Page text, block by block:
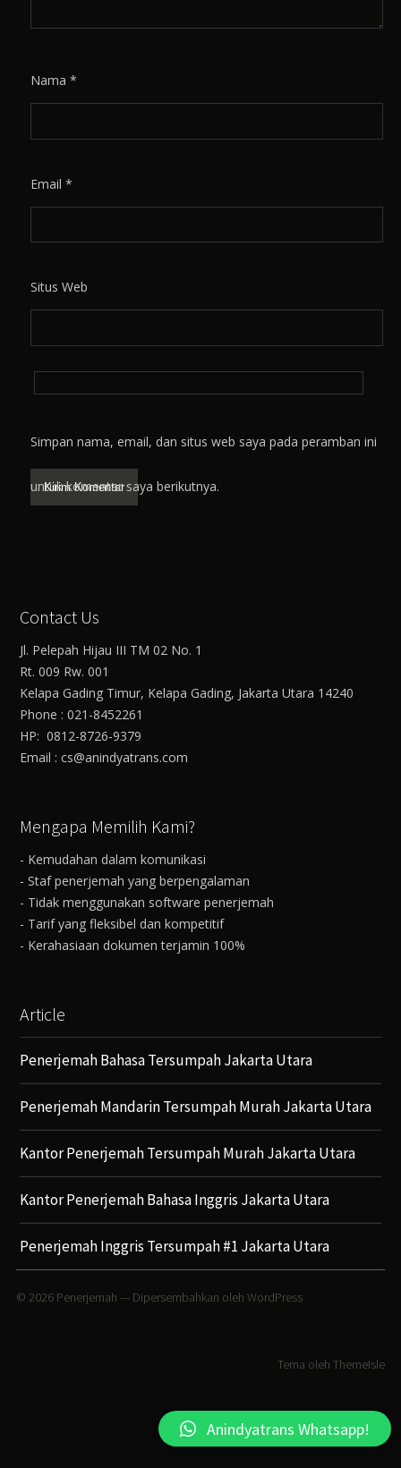
Nama*
Email*
Situs Web
Simpan nama, email, dan situs web saya pada peramban ini
untuk komentar saya berikutnya.
Contact Us
Jl. Pelepah Hijau III TM 02 No. 1
Rt. 009 Rw. 001
Kelapa Gading Timur, Kelapa Gading, Jakarta Utara 14240
Phone : 021-8452261
HP: 0812-8726-9379
Email : cs@anindyatrans.com
Mengapa Memilih Kami?
- Kemudahan dalam komunikasi
- Staf penerjemah yang berpengalaman
- Tidak menggunakan software penerjemah
- Tarif yang fleksibel dan kompetitif
- Kerahasiaan dokumen terjamin 100%
Article
Penerjemah Bahasa Tersumpah Jakarta Utara
Penerjemah Mandarin Tersumpah Murah Jakarta Utara
Kantor Penerjemah Tersumpah Murah Jakarta Utara
Kantor Penerjemah Bahasa Inggris Jakarta Utara
Penerjemah Inggris Tersumpah #1 Jakarta Utara
© 2026 Penerjemah — Dipersembahkan oleh WordPress
Tema olehThemeIsle
Anindyatrans Whatsapp!